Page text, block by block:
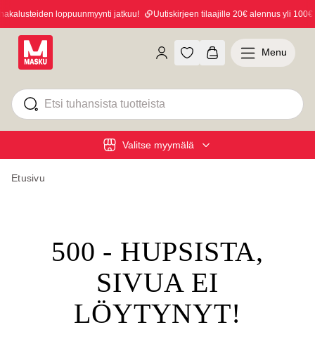
loppuunmyynti jatkuu! Uutiskirjeen tilaajille 20€ alennus yli 100€
Valitse myymälä
Menu
Etusivu
500 - HUPSISTA,
SIVUA EI
LÖYTYNYT!